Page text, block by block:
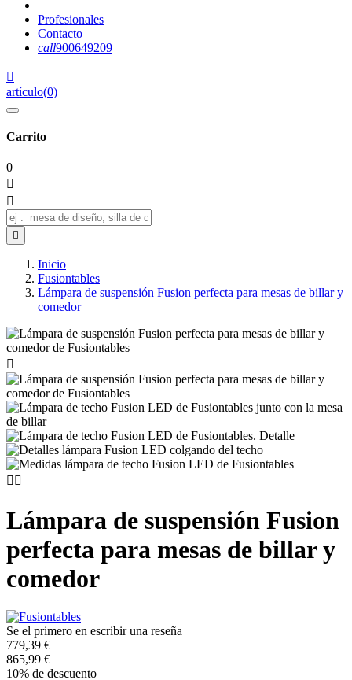
Profesionales
Contacto
call900649209

artículo(0)
Carrito
0



Inicio
Fusiontables
Lámpara de suspensión Fusion perfecta para mesas de billar y
comedor

 
Lámpara de suspensión Fusion
perfecta para mesas de billar y
comedor
Se el primero en escribir una reseña
779,39 €
865,99 €
10% de descuento